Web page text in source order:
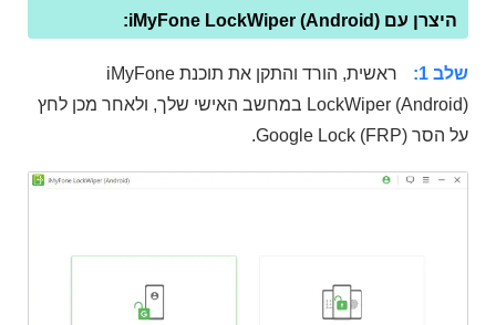
היצרן עם iMyFone LockWiper (Android):
שלב 1:
ראשית, הורד והתקן את תוכנת iMyFone
LockWiper (Android) במחשב האישי שלך, ולאחר מכן לחץ
על הסר Google Lock (FRP).